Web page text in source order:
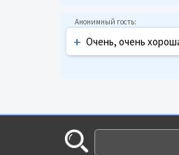
+ Очень, очень